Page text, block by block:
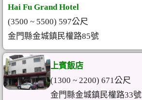
Hai Fu Grand Hotel
(3500 ~ 5500) 597公尺
金門縣金城鎮民權路85號
上賓飯店
(1300 ~ 2200) 671公尺
金門縣金城鎮民權路33號